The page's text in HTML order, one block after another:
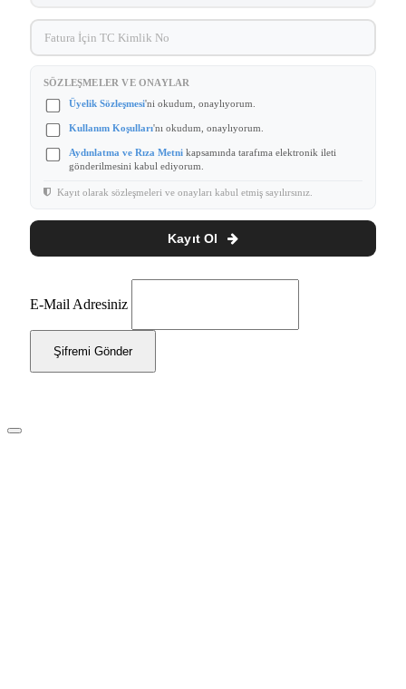
SÖZLEŞMELER VE ONAYLAR
Üyelik Sözleşmesi'ni okudum, onaylıyorum.
Kullanım Koşulları'nı okudum, onaylıyorum.
Aydınlatma ve Rıza Metni kapsamında tarafıma elektronik ileti
gönderilmesini kabul ediyorum.
Kayıt olarak sözleşmeleri ve onayları kabul etmiş sayılırsınız.
Kayıt Ol
E-Mail Adresiniz
Şifremi Gönder